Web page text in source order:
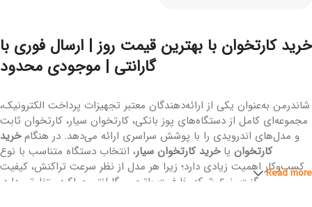
خرید کارتخوان با بهترین قیمت روز | ارسال فوری با
گارانتی | موجودی محدود
شاندرمن به‌عنوان یکی از ارائه‌دهندگان معتبر تجهیزات پرداخت الکترونیک،
مجموعه‌ای کامل از دستگاه‌های پوز بانکی، کارتخوان سیار، کارتخوان ثابت
و مدل‌های اندرویدی را با پوشش سراسری ارائه می‌دهد. در هنگامخرید
کارتخوان یاخرید کارتخوان سیار، انتخاب دستگاه متناسب با نوع
کسب‌وکار اهمیت زیادی دارد؛ زیرا هر مدل از نظر سرعت تراکنش، کیفیت
مگنت، نوع شبکه، ظرفیت باتری و گارانتی عملکرد متفاوتی دارد.
Read more